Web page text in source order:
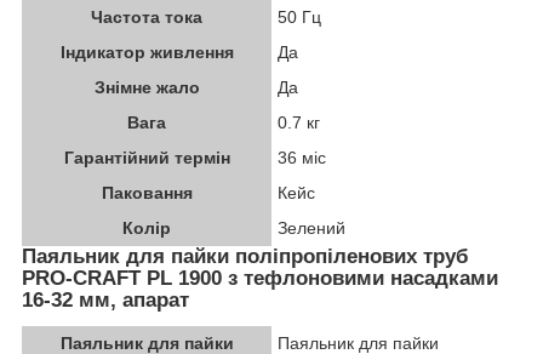
Частота тока
50 Гц
Індикатор живлення
Да
Знімне жало
Да
Вага
0.7 кг
Гарантійний термін
36 міс
Паковання
Кейс
Колір
Зелений
Паяльник для пайки поліпропіленових труб
PRO-CRAFT PL 1900 з тефлоновими насадками
16-32 мм, апарат
Паяльник для пайки
Паяльник для пайки